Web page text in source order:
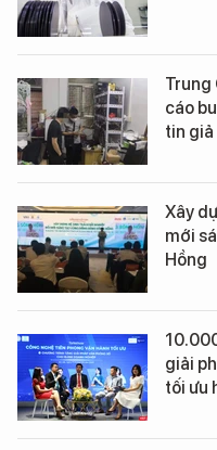
Trung
cáo
tin giả
Xây
mới
Hồng
giải
tối ưu